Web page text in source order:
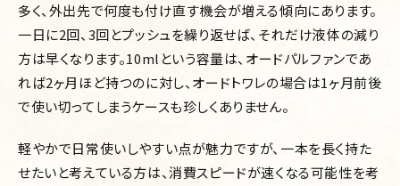
多く、外出先で何度も付け直す機会が増える傾向にあります。
一日に2回、3回とプッシュを繰り返せば、それだけ液体の減り
方は早くなります。10mlという容量は、オードパルファンであ
れば2ヶ月ほど持つのに対し、オードトワレの場合は1ヶ月前後
で使い切ってしまうケースも珍しくありません。
軽やかで日常使いしやすい点が魅力ですが、一本を長く持た
せたいと考えている方は、消費スピードが速くなる可能性を考